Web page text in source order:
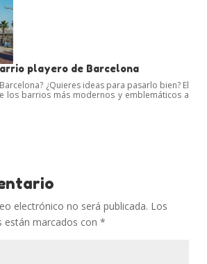
playero de Barcelona
¿Quieres ideas para pasarlo bien? El
los barrios más modernos y emblemáticos a
electrónico no será publicada. Los
están marcados con *